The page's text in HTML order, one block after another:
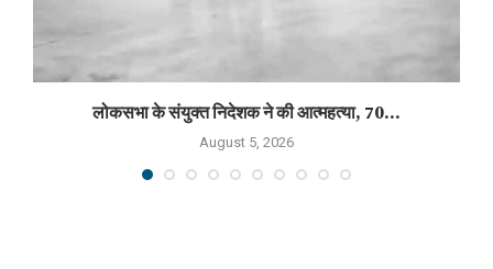
लोकसभा के संयुक्त निदेशक ने की आत्महत्या, 70...
August 5, 2026